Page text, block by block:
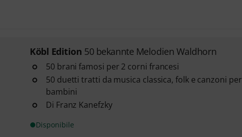
Köbl Edition 50 bekannte Melodien Waldhorn
50 brani famosi per 2 corni francesi
50 duetti tratti da musica classica, folk e canzoni per
bambini
Di Franz Kanefzky
Disponibile